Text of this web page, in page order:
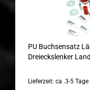
PU Buchsensatz
Dreieckslenker
Lieferzeit: ca .3-5 Tage